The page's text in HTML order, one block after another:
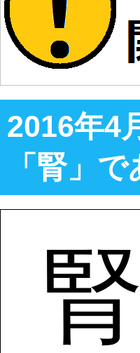
2016年4
「腎」
腎